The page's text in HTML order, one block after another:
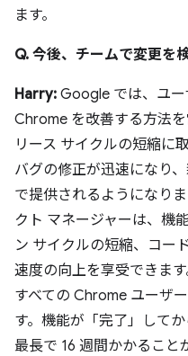
ます。
Q. 今後、チームで変更を
Harry: Google では、ユ
Chrome を改善する方法
リース サイクルの短縮に
バグの修正が迅速になり
で提供されるようになり
クト マネージャーは、機
ン サイクルの短縮、コー
速度の向上を享受できま
すべての Chrome ユーザ
す。機能が「完了」して
最長で 16 週間かかること